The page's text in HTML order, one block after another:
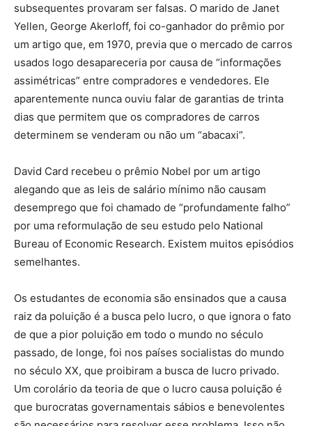
subsequentes provaram ser falsas. O marido de Janet
Yellen, George Akerloff, foi co-ganhador do prêmio por
um artigo que, em 1970, previa que o mercado de carros
usados logo desapareceria por causa de “informações
assimétricas” entre compradores e vendedores. Ele
aparentemente nunca ouviu falar de garantias de trinta
dias que permitem que os compradores de carros
determinem se venderam ou não um “abacaxi”.
David Card recebeu o prêmio Nobel por um artigo
alegando que as leis de salário mínimo não causam
desemprego que foi chamado de “profundamente falho”
por uma reformulação de seu estudo pelo National
Bureau of Economic Research. Existem muitos episódios
semelhantes.
Os estudantes de economia são ensinados que a causa
raiz da poluição é a busca pelo lucro, o que ignora o fato
de que a pior poluição em todo o mundo no século
passado, de longe, foi nos países socialistas do mundo
no século XX, que proibiram a busca de lucro privado.
Um corolário da teoria de que o lucro causa poluição é
que burocratas governamentais sábios e benevolentes